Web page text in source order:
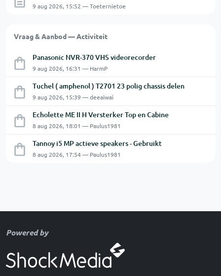
9 aug 2026, 15:52 — Toeternietoe
Vraag & Aanbod — Activiteit
Panasonic NVR-370 VHS videorecorder
9 aug 2026, 16:31 — HarmP
Tuchel ( amphenol ) T2701 23 polig chassis delen
9 aug 2026, 15:39 — deeaiwai
Echolette ME II H Versterker Top en Cabine
8 aug 2026, 18:01 — Paulus1981
Tannoy i5 MP actieve speakers - Gebruikt
8 aug 2026, 17:54 — Paulus1981
Powered by